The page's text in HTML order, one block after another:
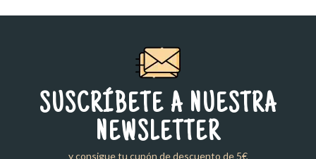
SUSCRÍBETE A NUESTRA
NEWSLETTER
y consigue tu cupón de descuento de 5€